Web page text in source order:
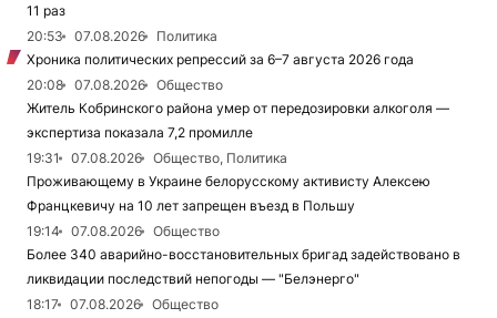
11 раз
20:53
07.08.2026
Политика
Хроника политических репрессий за 6–7 августа 2026 года
20:08
07.08.2026
Общество
Житель Кобринского района умер от передозировки алкоголя —
экспертиза показала 7,2 промилле
19:31
07.08.2026
Общество, Политика
Проживающему в Украине белорусскому активисту Алексею
Францкевичу на 10 лет запрещен въезд в Польшу
19:14
07.08.2026
Общество
Более 340 аварийно-восстановительных бригад задействовано в
ликвидации последствий непогоды — "Белэнерго"
18:17
07.08.2026
Общество